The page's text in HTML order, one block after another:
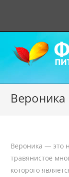
Вероника
Вероника — это
травянистое
которого